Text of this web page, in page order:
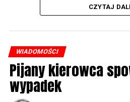
turystyka.
(Niemcy), Biblioteka Publiczna
Rzymskokatolicka w Wolinie
59755 odsłon
CZYTAJ
WIADOMOŚCI
Pijany kierowca
wypadek